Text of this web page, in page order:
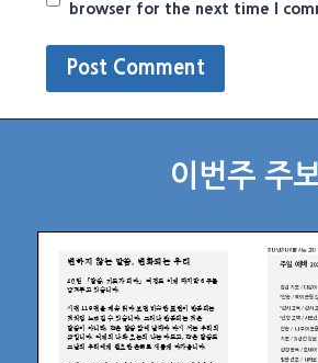
browser for the next time I
이번주 주